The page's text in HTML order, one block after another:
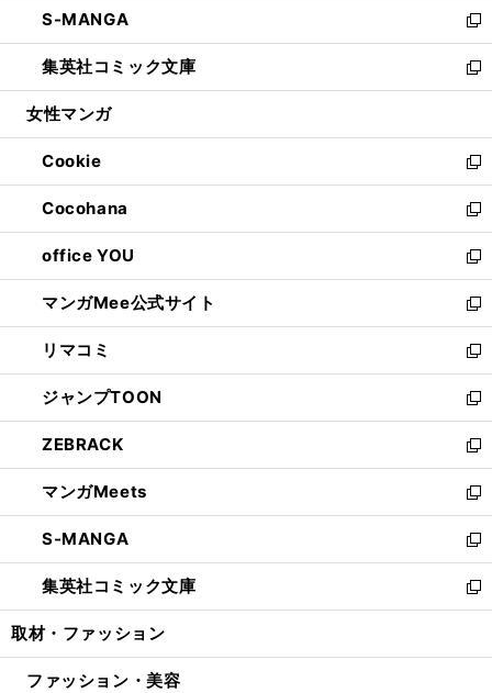
く
で
開
く
ド
ウ
で
開
ィ
ン
ド
ウ
開
く
い
ウ
ィ
ン
ウ
で
開
く
S-MANGA
新
し
い
ウ
ン
ド
ウ
で
開
く
集英社コミック文庫
新
し
ウ
ィ
ン
ド
ウ
で
開
く
女性マンガ
Cookie
新
し
い
ウ
ィ
ン
ド
ウ
で
開
く
Cocohana
新
し
い
ウ
ィ
ン
ド
ウ
で
開
く
office YOU
新
し
い
ウ
ィ
ン
ド
ウ
で
開
く
マンガMee公式サイト
新
し
い
ウ
ィ
ン
ド
ウ
で
開
く
リマコミ
新
し
い
ウ
ィ
ン
ド
ウ
で
開
く
ジャンプTOON
新
し
い
ウ
ィ
ン
ド
ウ
で
開
ZEBRACK
新
し
い
ウ
ィ
ン
ド
ウ
開
マンガMeets
新
し
い
ウ
ィ
ン
ウ
S-MANGA
新
し
い
ウ
ン
集英社コミック文庫
新
し
ウ
取材・ファッション
ファッション・美容